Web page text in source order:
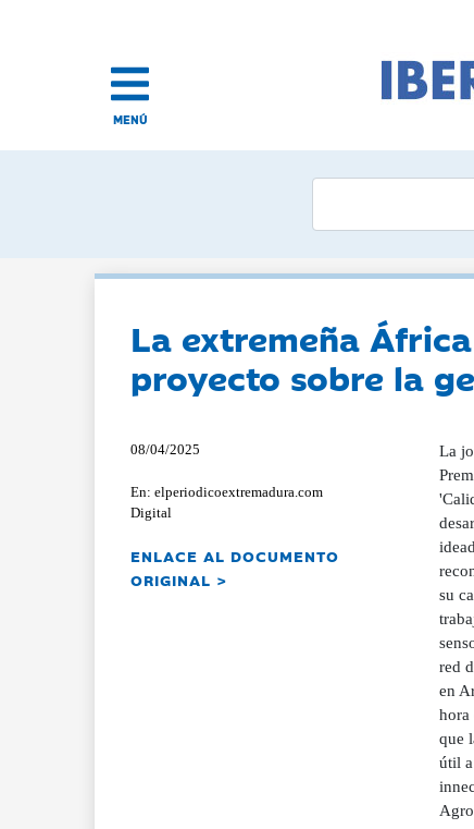
MENÚ
La extremeña
proyecto sobre la
08/04/2025
En: elperiodicoextremadura.com
Digital
ENLACE AL DOCUMENTO
ORIGINAL >
La
su
red
en
hora
que
útil